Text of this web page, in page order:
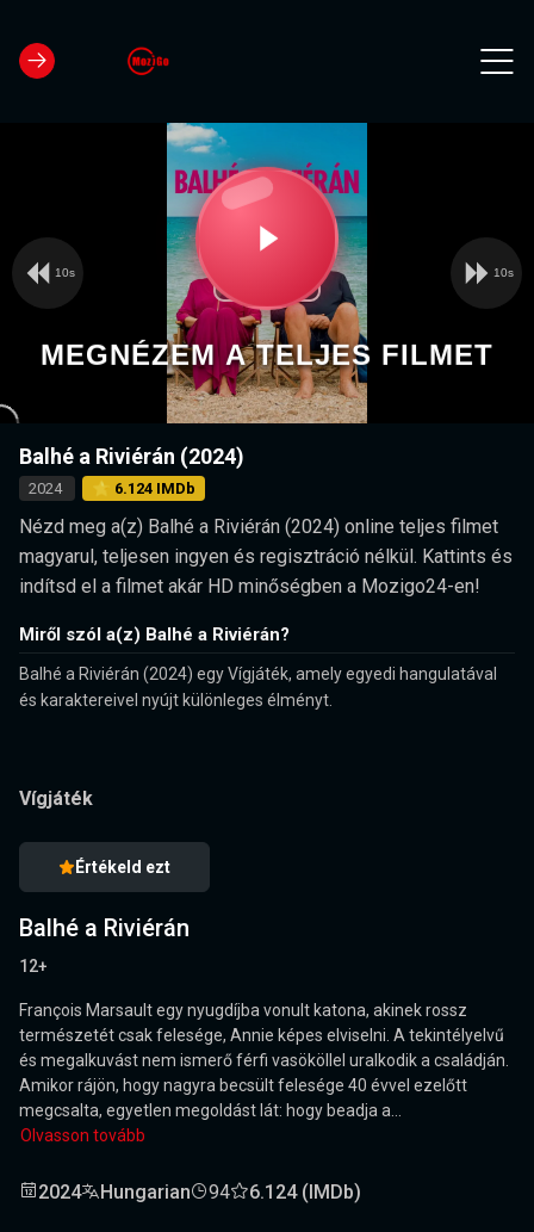
loading.
Play
Video
10s 10s
MEGNÉZEM A TELJES FILMET
Balhé a Riviérán (2024)
2024 ⭐ 6.124 IMDb
Nézd meg a(z) Balhé a Riviérán (2024) online teljes filmet
magyarul, teljesen ingyen és regisztráció nélkül. Kattints és
indítsd el a filmet akár HD minőségben a Mozigo24-en!
Miről szól a(z) Balhé a Riviérán?
Balhé a Riviérán (2024) egy Vígjáték, amely egyedi hangulatával
és karaktereivel nyújt különleges élményt.
Vígjáték
Értékeld ezt
Balhé a Riviérán
12+
François Marsault egy nyugdíjba vonult katona, akinek rossz
természetét csak felesége, Annie képes elviselni. A tekintélyelvű
és megalkuvást nem ismerő férfi vasököllel uralkodik a családján.
Amikor rájön, hogy nagyra becsült felesége 40 évvel ezelőtt
megcsalta, egyetlen megoldást lát: hogy beadja a...
Olvasson tovább
2024 Hungarian 94 6.124 (IMDb)